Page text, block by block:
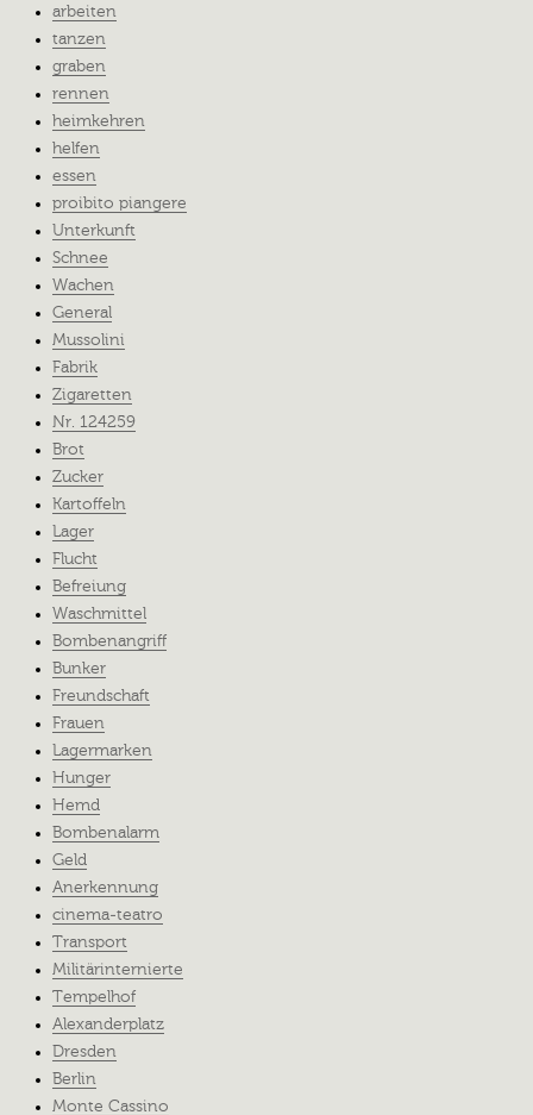
arbeiten
tanzen
graben
rennen
heimkehren
helfen
essen
proibito piangere
Unterkunft
Schnee
Wachen
General
Mussolini
Fabrik
Zigaretten
Nr. 124259
Brot
Zucker
Kartoffeln
Lager
Flucht
Befreiung
Waschmittel
Bombenangriff
Bunker
Freundschaft
Frauen
Lagermarken
Hunger
Hemd
Bombenalarm
Geld
Anerkennung
cinema-teatro
Transport
Militärinternierte
Tempelhof
Alexanderplatz
Dresden
Berlin
Monte Cassino